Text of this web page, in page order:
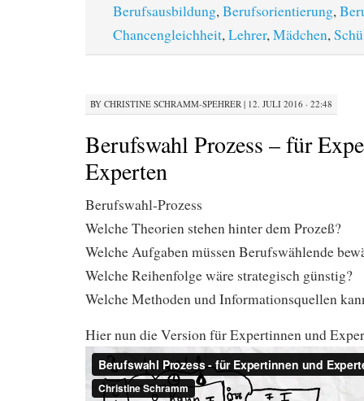
Berufsausbildung,Berufsorientierung,
Chancengleichheit,Lehrer,Mädchen,
BY CHRISTINE SCHRAMM-SPEHRER | 12. JULI 2016 · 22:48
Berufswahl Prozess – für
Experten
Berufswahl-Prozess
Welche Theorien stehen hinter dem Prozeß?
Welche Aufgaben müssen Berufswählende
Welche Reihenfolge wäre strategisch günstig?
Welche Methoden und Informationsquellen
Hier nun die Version für Expertinnen und